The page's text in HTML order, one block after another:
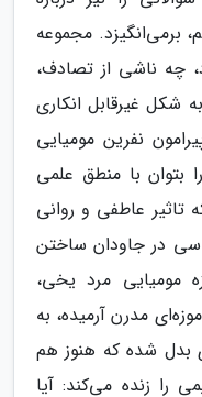
برمی‌انگیزد. مجموعه
چه ناشی از تصادف،
شکل غیرقابل انکاری
نفرین مومیایی
بتوان با منطق علمی
تاثیر عاطفی و روانی
در جاودان ساختن
مومیایی مرد یخی،
مدرن آرمیده، به
بدل شده که هنوز هم
را زنده می‌کند: آیا